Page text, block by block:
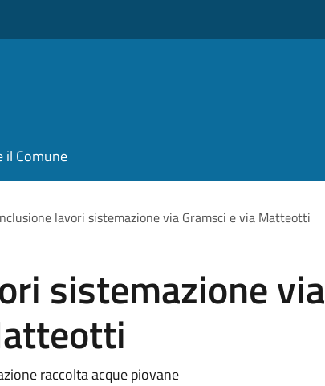
il Comune
lavori sistemazione via Gramsci e via Matteotti
sistemazione via
raccolta acque piovane